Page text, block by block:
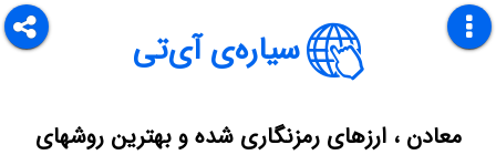
سیاره‌ی آی‌تی
معادن ، ارزهای رمزنگاری شده و بهترین روشهای